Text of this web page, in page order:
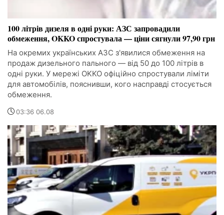
100 літрів дизеля в одні руки: АЗС запровадили
обмеження, OKKO спростувала — ціни сягнули 97,90 грн
На окремих українських АЗС з'явилися обмеження на
продаж дизельного пального — від 50 до 100 літрів в
одні руки. У мережі OKKO офіційно спростували ліміти
для автомобілів, пояснивши, кого насправді стосується
обмеження.
03:36 06.08